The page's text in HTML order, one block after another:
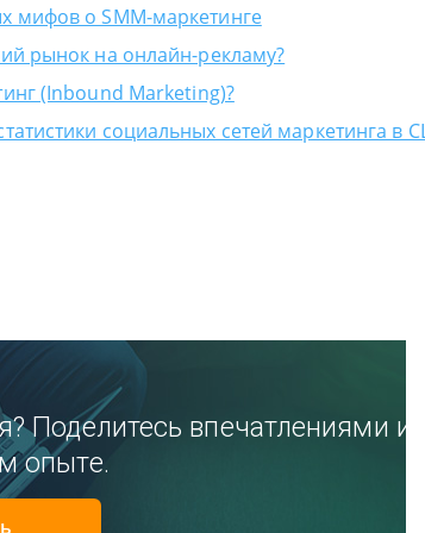
мифов о SMM-маркетинге
рынок на онлайн-рекламу?
(Inbound Marketing)?
социальных сетей маркетинга в
Поделитесь впечатлениями
опыте.